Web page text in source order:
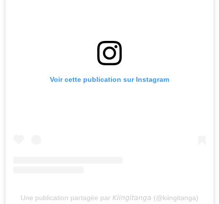
Voir cette publication sur Instagram
Une publication partagée par 𝘒𝘪𝘪𝘯𝘨𝘪𝘵𝘢𝘯𝘨𝘢 (@kiingitanga)